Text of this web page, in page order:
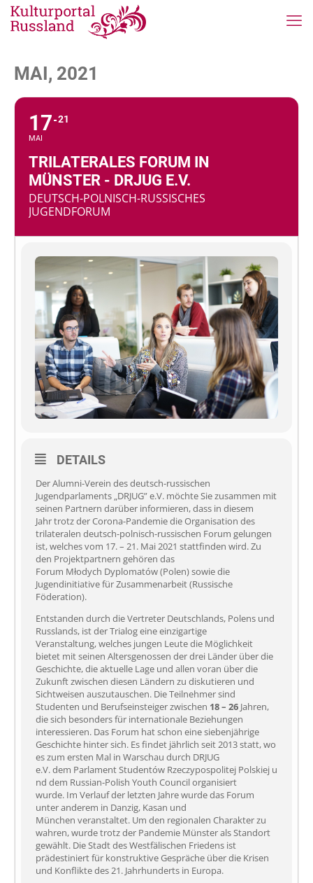
MAI, 2021
17
MAI
21
TRILATERALES FORUM IN
MÜNSTER - DRJUG E.V.
DEUTSCH-POLNISCH-RUSSISCHES
JUGENDFORUM
DETAILS
Der Alumni-Verein des deutsch-russischen
Jugendparlaments „DRJUG” e.V. möchte Sie zusammen mit
seinen Partnern darüber informieren, dass in diesem
Jahr trotz der Corona-Pandemie die Organisation des
trilateralen deutsch-polnisch-russischen Forum gelungen
ist, welches vom 17. – 21. Mai 2021 stattfinden wird. Zu
den Projektpartnern gehören das
Forum Młodych Dyplomatów (Polen) sowie die
Jugendinitiative für Zusammenarbeit (Russische
Föderation).
Entstanden durch die Vertreter Deutschlands, Polens und
Russlands, ist der Trialog eine einzigartige
Veranstaltung, welches jungen Leute die Möglichkeit
bietet mit seinen Altersgenossen der drei Länder über die
Geschichte, die aktuelle Lage und allen voran über die
Zukunft zwischen diesen Ländern zu diskutieren und
Sichtweisen auszutauschen. Die Teilnehmer sind
Studenten und Berufseinsteiger zwischen 18 – 26 Jahren,
die sich besonders für internationale Beziehungen
interessieren. Das Forum hat schon eine siebenjährige
Geschichte hinter sich. Es findet jährlich seit 2013 statt, wo
es zum ersten Mal in Warschau durch DRJUG
e.V. dem Parlament Studentów Rzeczypospolitej Polskiej u
nd dem Russian-Polish Youth Council organisiert
wurde. Im Verlauf der letzten Jahre wurde das Forum
unter anderem in Danzig, Kasan und
München veranstaltet. Um den regionalen Charakter zu
wahren, wurde trotz der Pandemie Münster als Standort
gewählt. Die Stadt des Westfälischen Friedens ist
prädestiniert für konstruktive Gespräche über die Krisen
und Konflikte des 21. Jahrhunderts in Europa.